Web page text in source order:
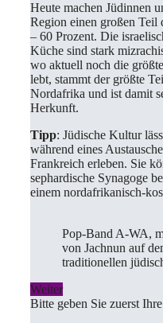
Heute machen Jüdinnen
Region einen großen Teil
– 60 Prozent. Die
Küche sind stark
wo aktuell noch die
lebt, stammt der größte
Nordafrika und ist damit
Herkunft.
Tipp: Jüdische Kultur
während eines
Frankreich erleben. Sie
sephardische Synagoge
einem nordafrikanisch-
Pop-Band A-WA,
von Jachnun auf
traditionellen
Weiter
Bitte geben Sie zuerst